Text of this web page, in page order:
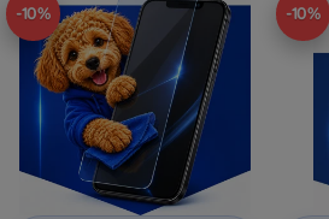
-10% -10%